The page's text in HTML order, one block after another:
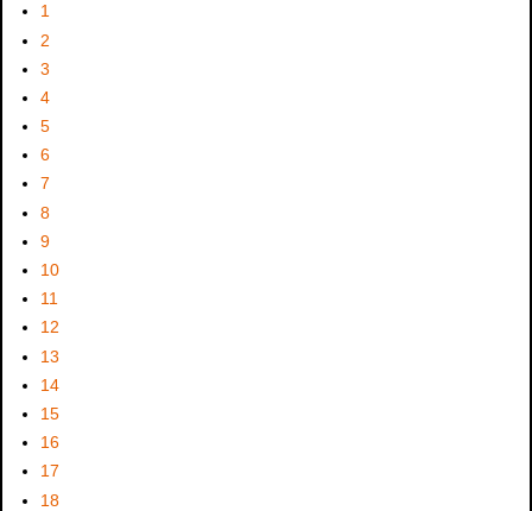
1
2
3
4
5
6
7
8
9
10
11
12
13
14
15
16
17
18